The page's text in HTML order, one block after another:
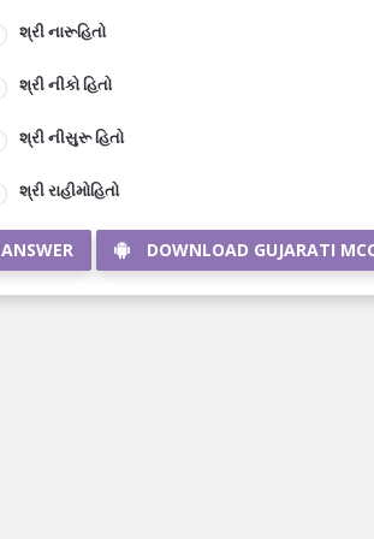
શ્રી નારૂહિતો
શ્રી નીકો હિતો
શ્રી નીસુરૂ હિતો
શ્રી રાહીમોહિતો
ANSWER DOWNLOAD GUJARATI